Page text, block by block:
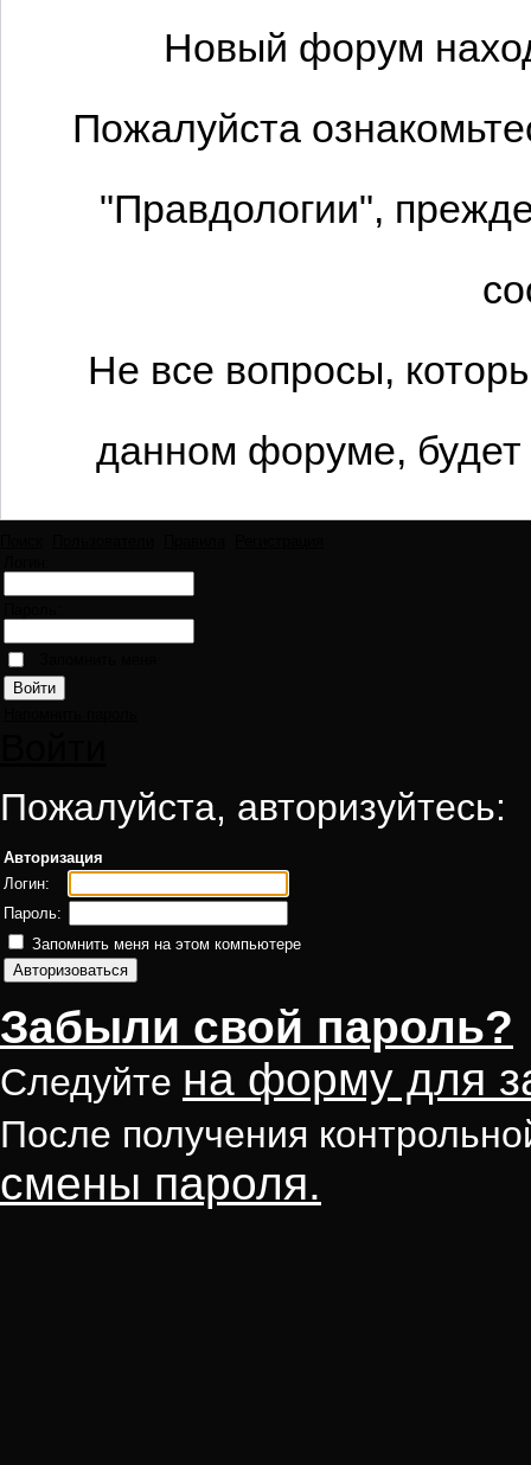
Новый форум
Пожалуйста
"Правдологии",
Не все вопросы,
данном форуме,
Пожалуйста, авторизуйтесь:
Авторизация
Логин:
Пароль:
Запомнить меня на этом компьютере
Забыли свой пароль?
Следуйте на форму для
После получения
смены пароля.